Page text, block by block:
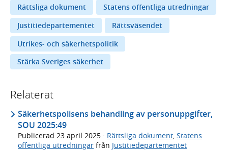
Rättsliga dokument
Statens offentliga utredningar
Justitiedepartementet
Rättsväsendet
Utrikes- och säkerhetspolitik
Stärka Sveriges säkerhet
Relaterat
Säkerhetspolisens behandling av personuppgifter,
SOU 2025:49
Publicerad 23 april 2025 · Rättsliga dokument, Statens
offentliga utredningar från Justitiedepartementet